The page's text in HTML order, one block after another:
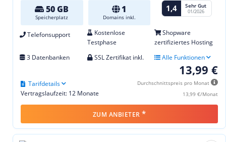
50 GB
Speicherplatz
1
Domains inkl.
1,4 Sehr Gut
01/2026
Telefonsupport
Kostenlose
Testphase
Shopware
zertifiziertes Hosting
3 Datenbanken
SSL Zertifikat inkl. Alle Funktionen
13,99 €
Durchschnittspreis pro Monat
13,99 €/Monat
Vertragslaufzeit: 12 Monate
Tarifdetails
ZUM ANBIETER *